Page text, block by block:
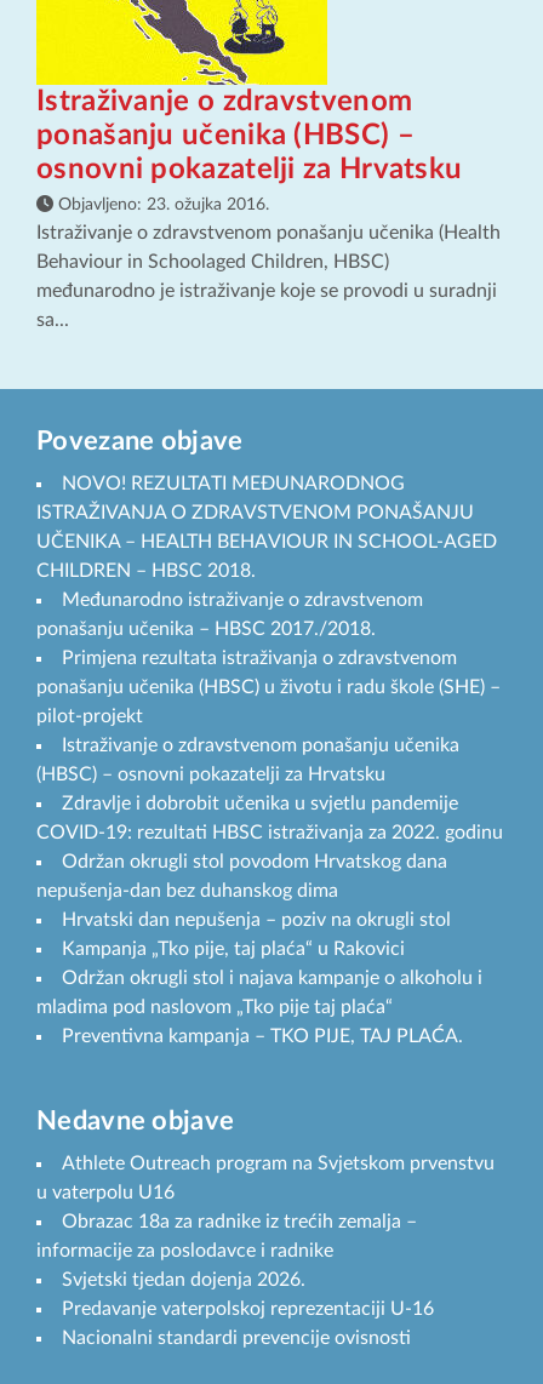
Istraživanje o zdravstvenom
ponašanju učenika (HBSC) –
osnovni pokazatelji za Hrvatsku
Objavljeno: 23. ožujka 2016.
Istraživanje o zdravstvenom ponašanju učenika (Health
Behaviour in Schoolaged Children, HBSC)
međunarodno je istraživanje koje se provodi u suradnji
sa...
Povezane objave
NOVO! REZULTATI MEĐUNARODNOG
ISTRAŽIVANJA O ZDRAVSTVENOM PONAŠANJU
UČENIKA – HEALTH BEHAVIOUR IN SCHOOL-AGED
CHILDREN – HBSC 2018.
Međunarodno istraživanje o zdravstvenom
ponašanju učenika – HBSC 2017./2018.
Primjena rezultata istraživanja o zdravstvenom
ponašanju učenika (HBSC) u životu i radu škole (SHE) –
pilot-projekt
Istraživanje o zdravstvenom ponašanju učenika
(HBSC) – osnovni pokazatelji za Hrvatsku
Zdravlje i dobrobit učenika u svjetlu pandemije
COVID-19: rezultati HBSC istraživanja za 2022. godinu
Održan okrugli stol povodom Hrvatskog dana
nepušenja-dan bez duhanskog dima
Hrvatski dan nepušenja – poziv na okrugli stol
Kampanja „Tko pije, taj plaća“ u Rakovici
Održan okrugli stol i najava kampanje o alkoholu i
mladima pod naslovom „Tko pije taj plaća“
Preventivna kampanja – TKO PIJE, TAJ PLAĆA.
Nedavne objave
Athlete Outreach program na Svjetskom prvenstvu
u vaterpolu U16
Obrazac 18a za radnike iz trećih zemalja –
informacije za poslodavce i radnike
Svjetski tjedan dojenja 2026.
Predavanje vaterpolskoj reprezentaciji U-16
Nacionalni standardi prevencije ovisnosti